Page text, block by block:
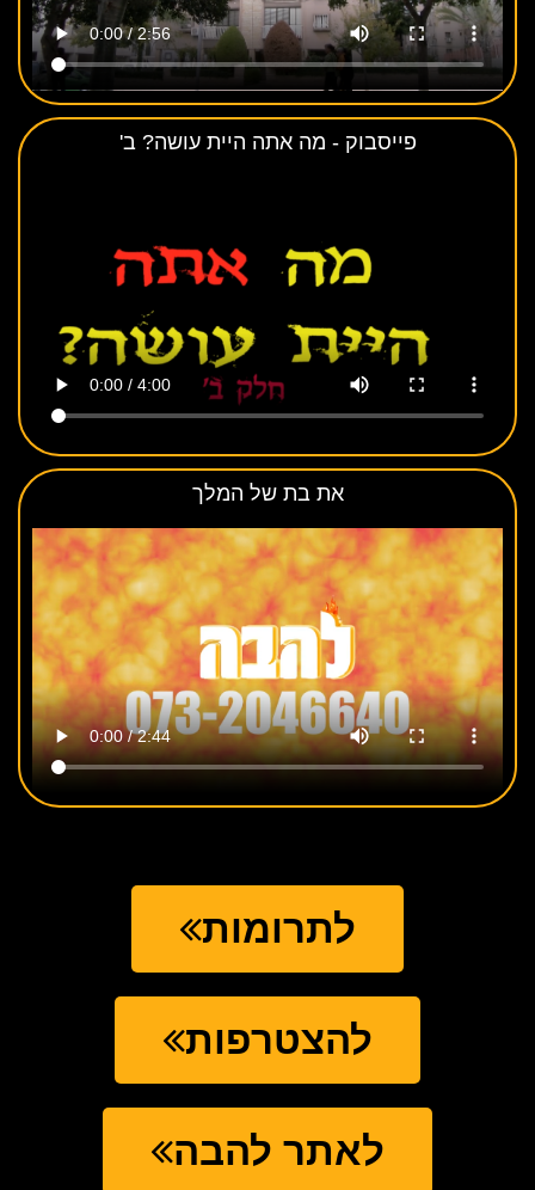
פייסבוק - מה אתה היית עושה? ב'
את בת של המלך
לתרומות
להצטרפות
לאתר להבה